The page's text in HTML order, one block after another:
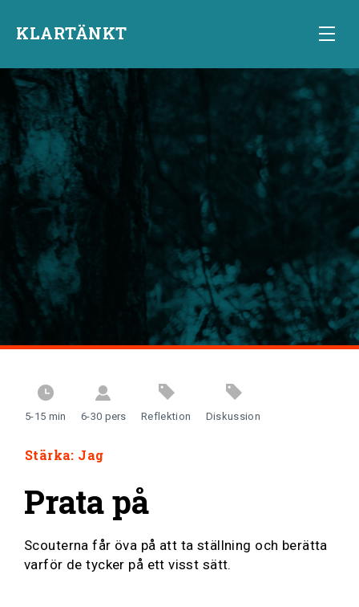
KLARTÄNKT
Start
Övningar
Starta
Artiklar
5-15 min 6-30 pers Reflektion Diskussion
Stärka: Jag
Prata på
Scouterna får öva på att ta ställning och berätta
varför de tycker på ett visst sätt.